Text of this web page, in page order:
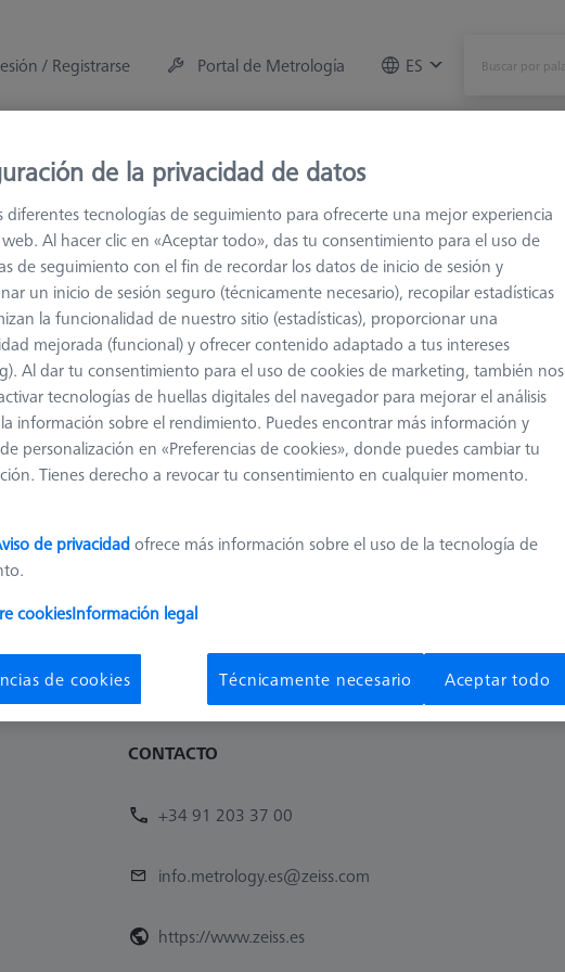
/ Registrarse Portal de Metrología ES
la máquina Sala de Medición Formaciones
de conexión M3 XXT Nudillos y elementos giratorios
Clasificar resultados
Disponibilidad
Disponibilidad Precio de lista
Disponible 108,00 €
CONTACTO
+34 91 203 37 00
info.metrology.es@zeiss.com
https://www.zeiss.es
de la privacidad de datos
diferentes tecnologías de seguimiento para ofrecerte una mejor experiencia
Al hacer clic en «Aceptar todo», das tu consentimiento para el uso de
de seguimiento con el fin de recordar los datos de inicio de sesión y
un inicio de sesión seguro (técnicamente necesario), recopilar estadísticas
la funcionalidad de nuestro sitio (estadísticas), proporcionar una
mejorada (funcional) y ofrecer contenido adaptado a tus intereses
Al dar tu consentimiento para el uso de cookies de marketing, también nos
tecnologías de huellas digitales del navegador para mejorar el análisis
información sobre el rendimiento. Puedes encontrar más información y
personalización en «Preferencias de cookies», donde puedes cambiar tu
Tienes derecho a revocar tu consentimiento en cualquier momento.
de privacidadofrece más información sobre el uso de la tecnología de
cookiesInformación legal
de cookies Técnicamente necesario Aceptar todo